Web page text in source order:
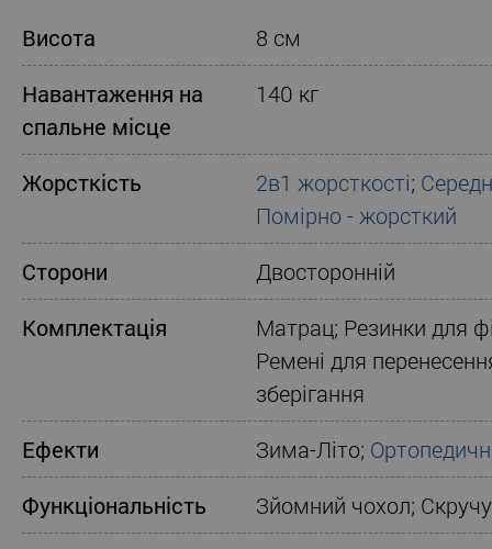
Висота
8 см
Навантаження на
спальне місце
140 кг
Жорсткість 2в1 жорсткості;
Помірно - жорсткий
Сторони
Двосторонній
Комплектація
Матрац; Резинки для
Ремені для
зберігання
Ефекти
Зима-Літо;
Функціональність
Зйомний чохол;